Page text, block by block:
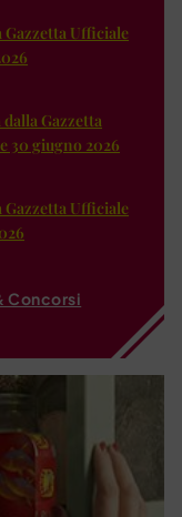
Ufficiale
Gazzetta
30 giugno 2026
Ufficiale
Concorsi